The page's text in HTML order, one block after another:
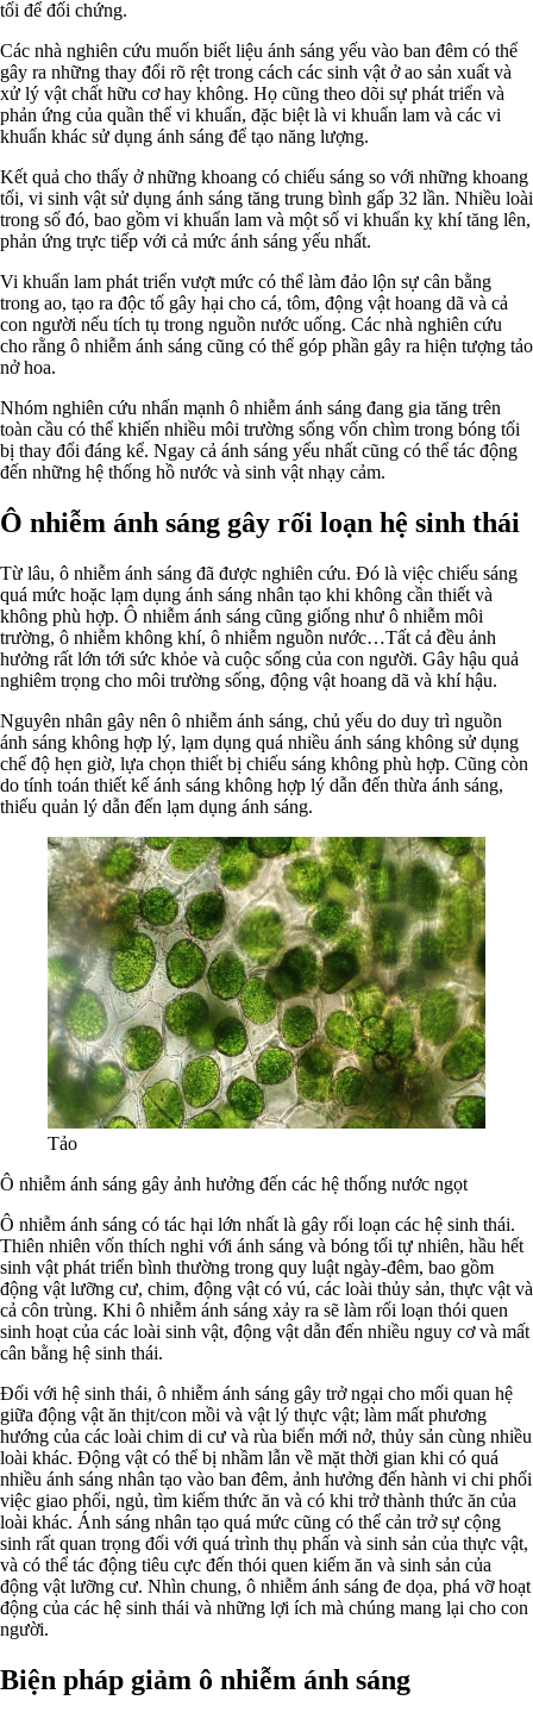
tối để đối chứng.
Các nhà nghiên cứu muốn biết liệu ánh sáng yếu vào ban đêm có thể
gây ra những thay đổi rõ rệt trong cách các sinh vật ở ao sản xuất và
xử lý vật chất hữu cơ hay không. Họ cũng theo dõi sự phát triển và
phản ứng của quần thể vi khuẩn, đặc biệt là vi khuẩn lam và các vi
khuẩn khác sử dụng ánh sáng để tạo năng lượng.
Kết quả cho thấy ở những khoang có chiếu sáng so với những khoang
tối, vi sinh vật sử dụng ánh sáng tăng trung bình gấp 32 lần. Nhiều loài
trong số đó, bao gồm vi khuẩn lam và một số vi khuẩn kỵ khí tăng lên,
phản ứng trực tiếp với cả mức ánh sáng yếu nhất.
Vi khuẩn lam phát triển vượt mức có thể làm đảo lộn sự cân bằng
trong ao, tạo ra độc tố gây hại cho cá, tôm, động vật hoang dã và cả
con người nếu tích tụ trong nguồn nước uống. Các nhà nghiên cứu
cho rằng ô nhiễm ánh sáng cũng có thể góp phần gây ra hiện tượng tảo
nở hoa.
Nhóm nghiên cứu nhấn mạnh ô nhiễm ánh sáng đang gia tăng trên
toàn cầu có thể khiến nhiều môi trường sống vốn chìm trong bóng tối
bị thay đổi đáng kể. Ngay cả ánh sáng yếu nhất cũng có thể tác động
đến những hệ thống hồ nước và sinh vật nhạy cảm.
Ô nhiễm ánh sáng gây rối loạn hệ sinh thái
Từ lâu, ô nhiễm ánh sáng đã được nghiên cứu. Đó là việc chiếu sáng
quá mức hoặc lạm dụng ánh sáng nhân tạo khi không cần thiết và
không phù hợp. Ô nhiễm ánh sáng cũng giống như ô nhiễm môi
trường, ô nhiễm không khí, ô nhiễm nguồn nước…Tất cả đều ảnh
hưởng rất lớn tới sức khỏe và cuộc sống của con người. Gây hậu quả
nghiêm trọng cho môi trường sống, động vật hoang dã và khí hậu.
Nguyên nhân gây nên ô nhiễm ánh sáng, chủ yếu do duy trì nguồn
ánh sáng không hợp lý, lạm dụng quá nhiều ánh sáng không sử dụng
chế độ hẹn giờ, lựa chọn thiết bị chiếu sáng không phù hợp. Cũng còn
do tính toán thiết kế ánh sáng không hợp lý dẫn đến thừa ánh sáng,
thiếu quản lý dẫn đến lạm dụng ánh sáng.
Tảo
Ô nhiễm ánh sáng gây ảnh hưởng đến các hệ thống nước ngọt
Ô nhiễm ánh sáng có tác hại lớn nhất là gây rối loạn các hệ sinh thái.
Thiên nhiên vốn thích nghi với ánh sáng và bóng tối tự nhiên, hầu hết
sinh vật phát triển bình thường trong quy luật ngày-đêm, bao gồm
động vật lưỡng cư, chim, động vật có vú, các loài thủy sản, thực vật và
cả côn trùng. Khi ô nhiễm ánh sáng xảy ra sẽ làm rối loạn thói quen
sinh hoạt của các loài sinh vật, động vật dẫn đến nhiều nguy cơ và mất
cân bằng hệ sinh thái.
Đối với hệ sinh thái, ô nhiễm ánh sáng gây trở ngại cho mối quan hệ
giữa động vật ăn thịt/con mồi và vật lý thực vật; làm mất phương
hướng của các loài chim di cư và rùa biển mới nở, thủy sản cùng nhiều
loài khác. Động vật có thể bị nhầm lẫn về mặt thời gian khi có quá
nhiều ánh sáng nhân tạo vào ban đêm, ảnh hưởng đến hành vi chi phối
việc giao phối, ngủ, tìm kiếm thức ăn và có khi trở thành thức ăn của
loài khác. Ánh sáng nhân tạo quá mức cũng có thể cản trở sự cộng
sinh rất quan trọng đối với quá trình thụ phấn và sinh sản của thực vật,
và có thể tác động tiêu cực đến thói quen kiếm ăn và sinh sản của
động vật lưỡng cư. Nhìn chung, ô nhiễm ánh sáng đe dọa, phá vỡ hoạt
động của các hệ sinh thái và những lợi ích mà chúng mang lại cho con
người.
Biện pháp giảm ô nhiễm ánh sáng